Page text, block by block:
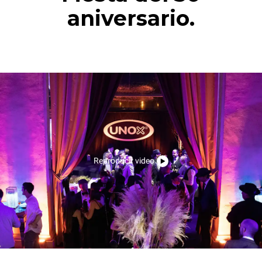
aniversario.
Reproducir video